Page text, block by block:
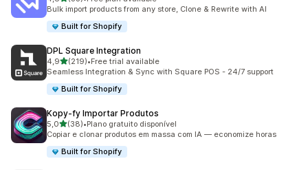
33 total de avaliações
Bulk import products from any store, Clone & Rewrite with AI
Built for Shopify
DPL Square Integration
4,9de 5 estrelas
(219)
219 total de avaliações
•Free trial available
Seamless Integration & Sync with Square POS - 24/7 support
Built for Shopify
Kopy‑fy Importar Produtos
5,0de 5 estrelas
(38)
38 total de avaliações
•Plano gratuito disponível
Copiar e clonar produtos em massa com IA — economize horas
Built for Shopify